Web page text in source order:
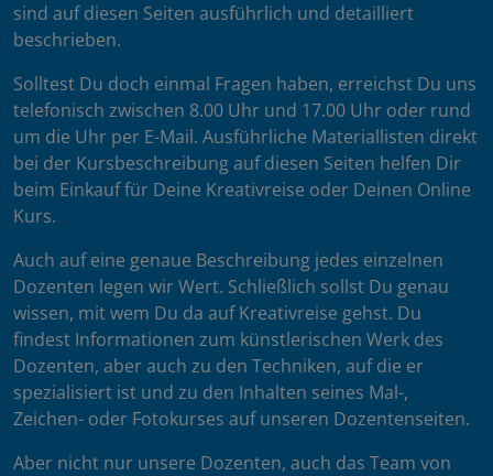
sind auf diesen Seiten ausführlich und detailliert
beschrieben.
Solltest Du doch einmal Fragen haben, erreichst Du uns
telefonisch zwischen 8.00 Uhr und 17.00 Uhr oder rund
um die Uhr per E-Mail. Ausführliche Materiallisten direkt
bei der Kursbeschreibung auf diesen Seiten helfen Dir
beim Einkauf für Deine Kreativreise oder Deinen Online
Kurs.
Auch auf eine genaue Beschreibung jedes einzelnen
Dozenten legen wir Wert. Schließlich sollst Du genau
wissen, mit wem Du da auf Kreativreise gehst. Du
findest Informationen zum künstlerischen Werk des
Dozenten, aber auch zu den Techniken, auf die er
spezialisiert ist und zu den Inhalten seines Mal-,
Zeichen- oder Fotokurses auf unseren Dozentenseiten.
Aber nicht nur unsere Dozenten, auch das Team von